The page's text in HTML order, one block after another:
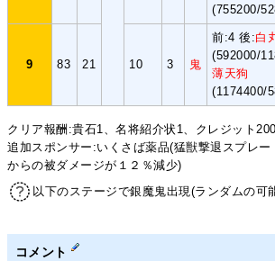
(755200/
9 83 21 10 3 鬼
前:4 後:白
(592000/
薄天狗
(1174400/
クリア報酬:貴石1、名将紹介状1、クレジット
追加スポンサー:いくさば薬品(猛獣撃退スプレ
からの被ダメージが１２％減少)
以下のステージで銀魔鬼出現(ランダムの可
コメント